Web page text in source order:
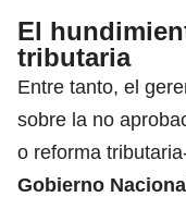
El
tributaria
Entre tanto, el
sobre la no
o reforma
Gobierno